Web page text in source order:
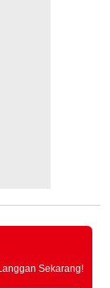
Sekarang!